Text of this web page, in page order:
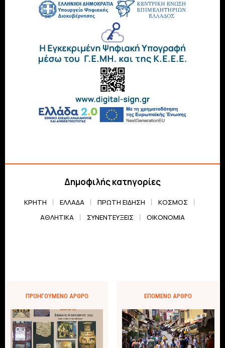
Δημοφιλής κατηγορίες
ΚΡΗΤΗ ΕΛΛΆΔΑ ΠΡΏΤΗ ΕΊΔΗΣΗ
ΚΌΣΜΟΣ
ΑΘΛΗΤΙΚΆ
ΣΥΝΕΝΤΕΎΞΕΙΣ ΟΙΚΟΝΟΜΊΑ
ΠΡΟΗΓΟΎΜΕΝΟ ΆΡΘΡΟ ΕΠΌΜΕΝΟ ΆΡΘΡΟ